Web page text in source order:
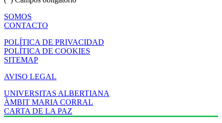
SOMOS
CONTACTO
POLÍTICA DE PRIVACIDAD
POLÍTICA DE COOKIES
SITEMAP
AVISO LEGAL
UNIVERSITAS ALBERTIANA
ÀMBIT MARIA CORRAL
CARTA DE LA PAZ